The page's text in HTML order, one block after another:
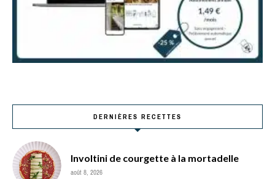
DERNIÈRES RECETTES
Involtini de courgette à la mortadelle
août 8, 2026